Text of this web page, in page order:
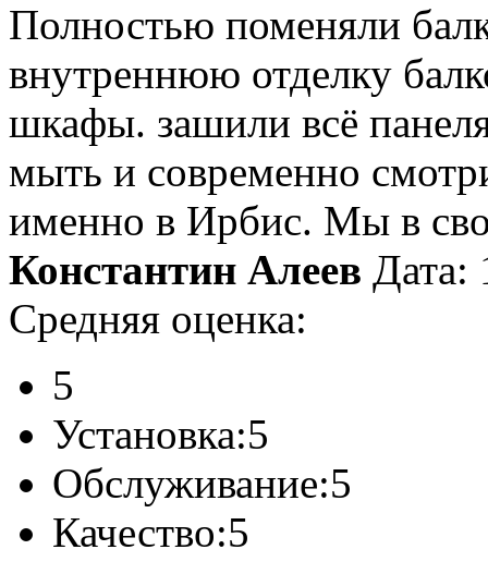
Полностью поменяли
внутреннюю отделку
шкафы. зашили всё
мыть и современно
именно в Ирбис. Мы в
Константин Алеев Дата:
Средняя оценка:
5
Установка:5
Обслуживание:5
Качество:5